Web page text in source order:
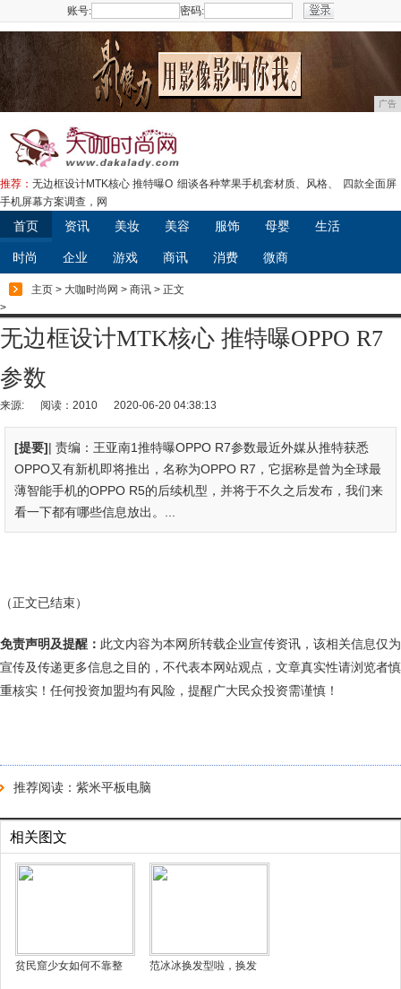
账号: 密码:
广告
推荐： 无边框设计MTK核心 推特曝O 细谈各种苹果手机套材质、风格、
四款全面屏
手机屏幕方案调查，网
首页 资讯 美妆 美容 服饰 母婴 生活
时尚 企业 游戏 商讯 消费 微商
主页 > 大咖时尚网 > 商讯 > 正文
>
无边框设计MTK核心 推特曝OPPO R7
参数
来源: 阅读：2010 2020-06-20 04:38:13
[提要]| 责编：王亚南1推特曝OPPO R7参数最近外媒从推特获悉
OPPO又有新机即将推出，名称为OPPO R7，它据称是曾为全球最
薄智能手机的OPPO R5的后续机型，并将于不久之后发布，我们来
看一下都有哪些信息放出。...
（正文已结束）
免责声明及提醒： 此文内容为本网所转载企业宣传资讯，该相关信息仅为
宣传及传递更多信息之目的，不代表本网站观点，文章真实性请浏览者慎
重核实！任何投资加盟均有风险，提醒广大民众投资需谨慎！
推荐阅读： 紫米平板电脑
相关图文
贫民窟少女如何不靠整 范冰冰换发型啦，换发